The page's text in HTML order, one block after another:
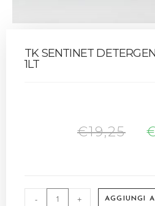
TK SENTINET
1LT
€19,25
- + AGGIUNGI